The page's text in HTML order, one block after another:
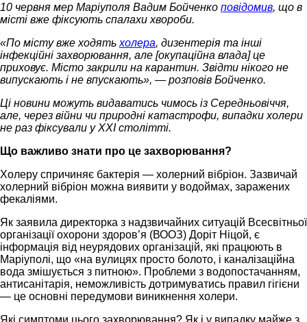
10 червня мер Маріуполя Вадим Бойченко повідомив, що в
місті вже фіксують спалахи хвороби.
«По місту вже ходять холера, дизентерія та інші
інфекційні захворювання, але [окупаційна влада] це
приховує. Місто закрили на карантин. Звідти нікого не
випускають і не впускають», — розповів Бойченко.
Ці новини можуть видаватись чимось із Середньовіччя,
але, через війни чи природні катастрофи, випадки холери
не раз фіксували у XXI столітті.
Що важливо знати про це захворювання?
Холеру спричиняє бактерія — холерний вібріон. Зазвичай
холерний вібріон можна виявити у водоймах, заражених
фекаліями.
Як заявила директорка з надзвичайних ситуацій Всесвітньої
організації охорони здоров’я (ВООЗ) Доріт Ніцой, є
інформація від неурядових організацій, які працюють в
Маріуполі, що «на вулицях просто болото, і каналізаційна
вода змішується з питною». Проблеми з водопостачанням,
антисанітарія, неможливість дотримуватись правил гігієни
— це основні передумови виникнення холери.
Які симптоми цього захворювання? Як і у випадку майже з